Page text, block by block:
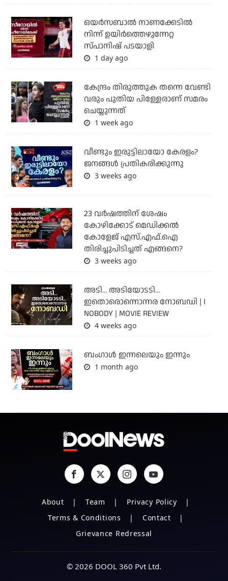
ഒയര്‍സബാൽ നാണക്കേടിൽ
നിന്ന് ഉയിർത്തെഴുന്നേറ്റ
സ്പാനിഷ് പടയാളി
1 day ago
കേന്ദ്രം തിരുത്തുക തന്നെ വേണ്ടി
വരും പുതിയ പിള്ളേരാണ് സമരം
ചെയ്യുന്നത്
1 week ago
വീണ്ടും ഇരുട്ടിലായോ കേരളം?
ജനങ്ങൾ പ്രതികരിക്കുന്നു
3 weeks ago
23 വർഷത്തിന് ശേഷം
കോഴിക്കോട് മെഡിക്കൽ
കോളേജ് എസ്.എഫ്.ഐ
തിരിച്ചുപിടിച്ചത് എങ്ങനെ?
3 weeks ago
അടി... അടിയോടടി...
ഇതൊരൊന്നൊന്നര നോബഡി | I
NOBODY | MOVIE REVIEW
4 weeks ago
ബംഗാള്‍ ഇന്നലെയും ഇന്നും
1 month ago
About Team
Privacy Policy
Terms & Conditions
Contact
Grievance Redressal
© 2026 DOOL 360 Pvt Ltd.